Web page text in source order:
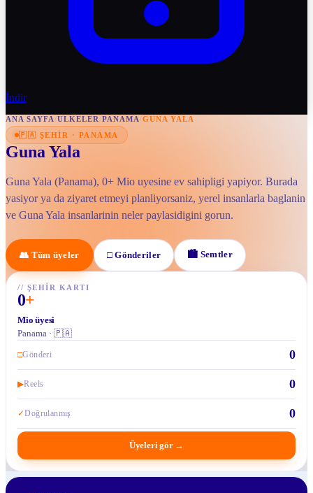
İndir
ANA SAYFA/ULKELER/PANAMA/GUNA YALA
🇵🇦 ŞEHIR · PANAMA
Guna Yala
Guna Yala (Panama), 0+ Mio uyesine ev sahipligi yapiyor. Burada
yasiyor ya da ziyaret etmeyi planliyorsaniz, yerel insanlarla baglanin
ve Guna Yala insanlarinin neler paylasidigini gorun.
👥 Tüm üyeler □Gönderiler 🏙 Semtler
// ŞEHIR KARTI
0+
Mio üyesi
Panama · 🇵🇦
□Gönderi 0
▶Reels 0
✓Doğrulanmış 0
Üyeleri gör →